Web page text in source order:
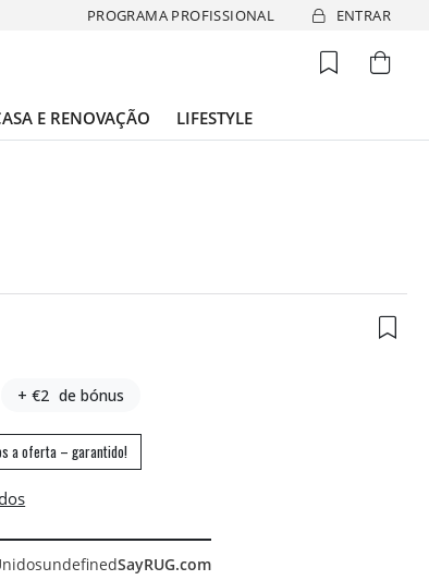
PROGRAMA PROFISSIONAL ENTRAR
E RENOVAÇÃO LIFESTYLE
+ €2 de bónus
a oferta – garantido!
undefinedSayRUG.com